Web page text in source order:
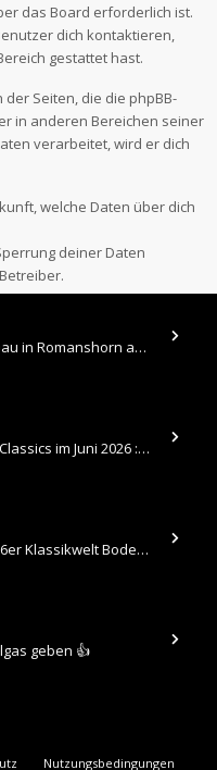
das Board erforderlich ist.
dich kontaktieren,
gestattet hast.
Seiten, die die phpBB-
in anderen Bereichen seiner
verarbeitet, wird er dich
welche Daten über dich
deiner Daten
Hallo , Im Juni veranstaltete die Autobau in Romanshorn auf ihrem Gelände ein kleines Youngtimertreffen : https://up.
​Hallo , Hier sind die Bilder vom Older Classics im Juni 2026 : https://up.picr.de/51155940wd.jpg https://up.pic
Hallo , Hier sind nun meine Bilder 2026er Klassikwelt Bodensee 😀 https://up.picr.de/51125547rb.jpg https://up.pi
geben 👍
Nutzungsbedingungen